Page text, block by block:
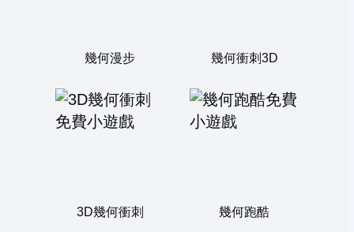
幾何漫步 幾何衝刺3D
3D幾何衝刺 幾何跑酷